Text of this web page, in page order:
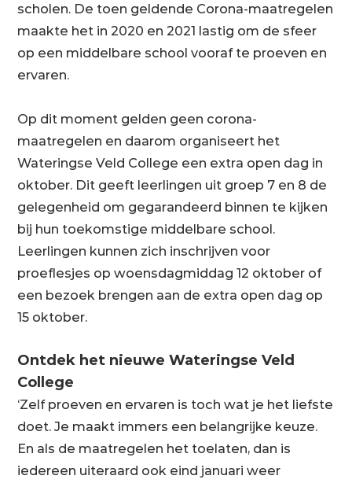
scholen. De toen geldende Corona-maatregelen
maakte het in 2020 en 2021 lastig om de sfeer
op een middelbare school vooraf te proeven en
ervaren.
Op dit moment gelden geen corona-
maatregelen en daarom organiseert het
Wateringse Veld College een extra open dag in
oktober. Dit geeft leerlingen uit groep 7 en 8 de
gelegenheid om gegarandeerd binnen te kijken
bij hun toekomstige middelbare school.
Leerlingen kunnen zich inschrijven voor
proeflesjes op woensdagmiddag 12 oktober of
een bezoek brengen aan de extra open dag op
15 oktober.
Ontdek het nieuwe Wateringse Veld
College
‘Zelf proeven en ervaren is toch wat je het liefste
doet. Je maakt immers een belangrijke keuze.
En als de maatregelen het toelaten, dan is
iedereen uiteraard ook eind januari weer